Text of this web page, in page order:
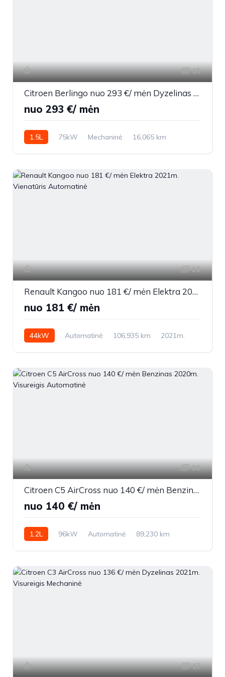
15
Citroen Berlingo nuo 293 €/ mėn Dyzelinas 2025m. Vienatūris Mechaninė
nuo 293 €/ mėn
1.5L 75kW Mechaninė
16,065 km
16
Renault Kangoo nuo 181 €/ mėn Elektra 2021m. Vienatūris Automatinė
nuo 181 €/ mėn
44kW Automatinė 106,935 km 2021m.
18
Citroen C5 AirCross nuo 140 €/ mėn Benzinas 2020m. Visureigis Automatinė
nuo 140 €/ mėn
1.2L 96kW Automatinė
89,230 km
17